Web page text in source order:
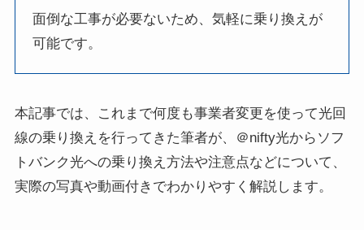
面倒な工事が必要ないため、気軽に乗り換えが
可能です。
本記事では、これまで何度も事業者変更を使って光回
線の乗り換えを行ってきた筆者が、＠nifty光からソフ
トバンク光への乗り換え方法や注意点などについて、
実際の写真や動画付きでわかりやすく解説します。